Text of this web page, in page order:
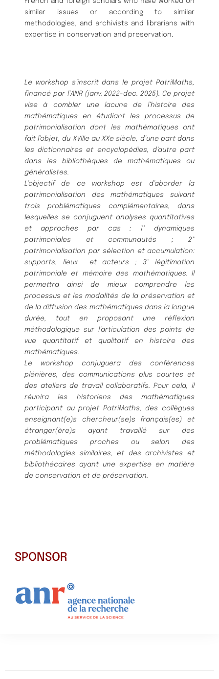
similar issues or according to similar
methodologies, and archivists and librarians with
expertise in conservation and preservation.
Le workshop s’inscrit dans le projet PatriMaths,
financé par l’ANR (janv. 2022-dec. 2025). Ce projet
vise à combler une lacune de l’histoire des
mathématiques en étudiant les processus de
patrimonialisation dont les mathématiques ont
fait l’objet, du XVIIIe au XXe siècle, d’une part dans
les dictionnaires et encyclopédies, d’autre part
dans les bibliothèques de mathématiques ou
généralistes.
L’objectif de ce workshop est d’aborder la
patrimonialisation des mathématiques suivant
trois problématiques complémentaires, dans
lesquelles se conjuguent analyses quantitatives
et approches par cas : 1° dynamiques
patrimoniales et communautés ; 2°
patrimonialisation par sélection et accumulation:
supports, lieux et acteurs ; 3° légitimation
patrimoniale et mémoire des mathématiques. Il
permettra ainsi de mieux comprendre les
processus et les modalités de la préservation et
de la diffusion des mathématiques dans la longue
durée, tout en proposant une réflexion
méthodologique sur l’articulation des points de
vue quantitatif et qualitatif en histoire des
mathématiques.
Le workshop conjuguera des conférences
plénières, des communications plus courtes et
des ateliers de travail collaboratifs. Pour cela, il
réunira les historiens des mathématiques
participant au projet PatriMaths, des collègues
enseignant(e)s chercheur(se)s français(es) et
étranger(ère)s ayant travaillé sur des
problématiques proches ou selon des
méthodologies similaires, et des archivistes et
bibliothécaires ayant une expertise en matière
de conservation et de préservation.
SPONSOR